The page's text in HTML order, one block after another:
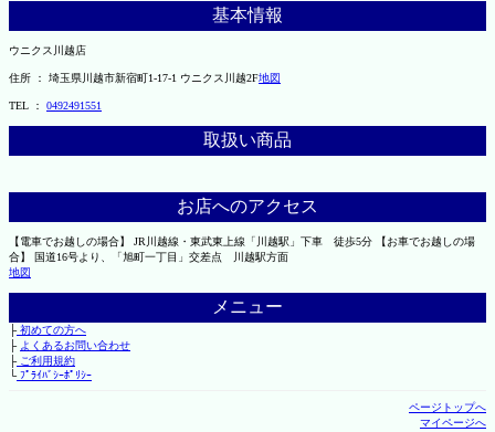
基本情報
ウニクス川越店
住所 ： 埼玉県川越市新宿町1-17-1 ウニクス川越2F地図
TEL ： 0492491551
取扱い商品
お店へのアクセス
【電車でお越しの場合】 JR川越線・東武東上線「川越駅」下車 徒歩5分 【お車でお越しの場
合】 国道16号より、「旭町一丁目」交差点 川越駅方面
地図
メニュー
├初めての方へ
├ よくあるお問い合わせ
├ご利用規約
└ﾌﾟﾗｲﾊﾞｼｰﾎﾟﾘｼｰ
ページトップへ
マイページへ